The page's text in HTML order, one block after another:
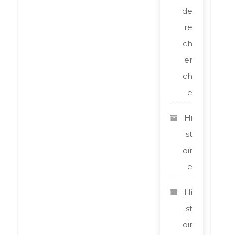
de
re
ch
er
ch
e
Hi
st
oir
e
Hi
st
oir